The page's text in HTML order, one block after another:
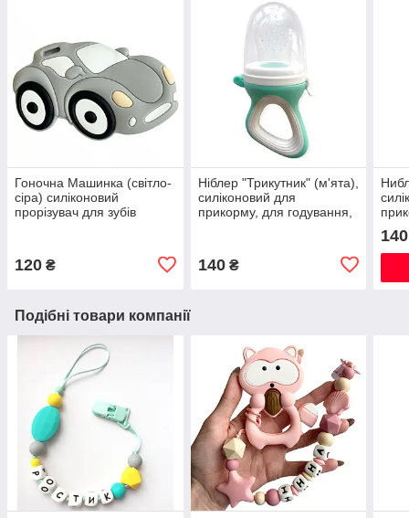
Гоночна Машинка (світло-
сіра) силіконовий
прорізувач для зубів
120 ₴
Ніблер "Трикутник" (м'ята),
силіконовий для
прикорму, для годування,
140₴
140
Подібні товари компанії